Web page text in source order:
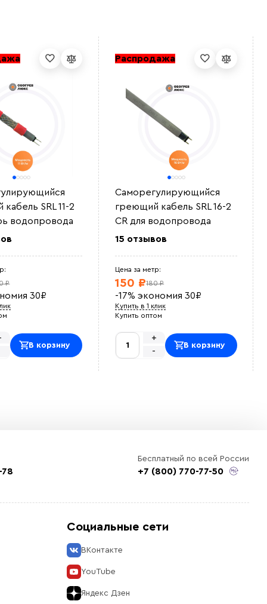
SRL 11-2
водопровода
₽
30₽
В корзину
Распродажа
Саморегулирующийся
греющий кабель SRL 16-2
CR для водопровода
15 отзывов
Цена за метр:
180 ₽
150 ₽
-17% экономия30₽
Купить в 1 клик
Купить оптом
-
+
В корзину
Бесплатный по всей России
+7 (800) 770-77-50
Социальные сети
ВКонтакте
YouTube
Яндекс Дзен